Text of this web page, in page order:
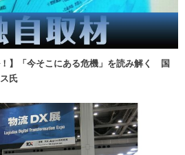
！】「今そこにある危機」を読み解く 国
氏